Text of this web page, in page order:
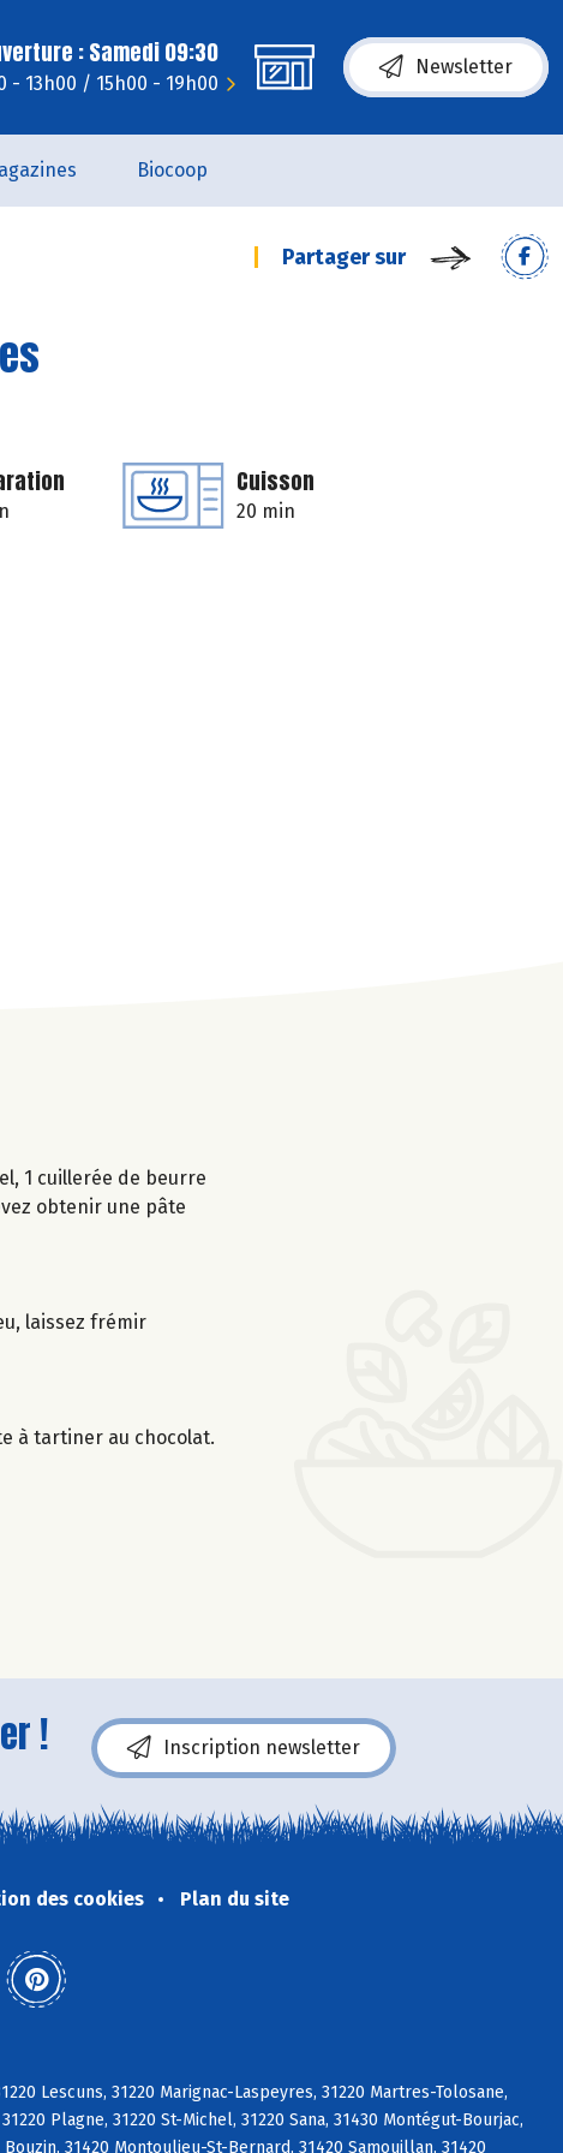
: Samedi 09:30
- 13h00 / 15h00 - 19h00
Newsletter
Biocoop
Partager sur
Cuisson
20 min
1 cuillerée de beurre
obtenir une pâte
laissez frémir
à tartiner au chocolat.
! Inscription newsletter
des cookies Plan du site
Lescuns, 31220 Marignac-Laspeyres, 31220 Martres-Tolosane,
Plagne, 31220 St-Michel, 31220 Sana, 31430 Montégut-Bourjac,
31420 Montoulieu-St-Bernard, 31420 Samouillan, 31420